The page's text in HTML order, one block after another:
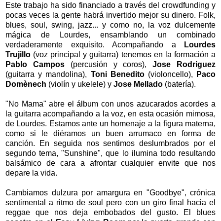
Este trabajo ha sido financiado a través del crowdfunding y
pocas veces la gente habrá invertido mejor su dinero. Folk,
blues, soul, swing, jazz... y como no, la voz dulcemente
mágica de Lourdes, ensamblando un combinado
verdaderamente exquisito. Acompañando a
Lourdes
Trujillo (voz principal y guitarra) tenemos en la formación a
Pablo Campos(percusión y coros),Jose Rodriguez
(guitarra y mandolina), Toni Benedito(violoncello),
Paco
Domènech (violín y ukelele) y Jose Mellado (batería).
"No Mama" abre el álbum con unos azucarados acordes a
la guitarra acompañando a la voz, en esta ocasión mimosa,
de Lourdes. Estamos ante un homenaje a la figura materna,
como si le diéramos un buen arrumaco en forma de
canción. En seguida nos sentimos deslumbrados por el
segundo tema, "Sunshine", que lo ilumina todo resultando
balsámico de cara a afrontar cualquier envite que nos
depare la vida.
Cambiamos dulzura por amargura en "Goodbye", crónica
sentimental a ritmo de soul pero con un giro final hacia el
reggae que nos deja embobados del gusto. El blues